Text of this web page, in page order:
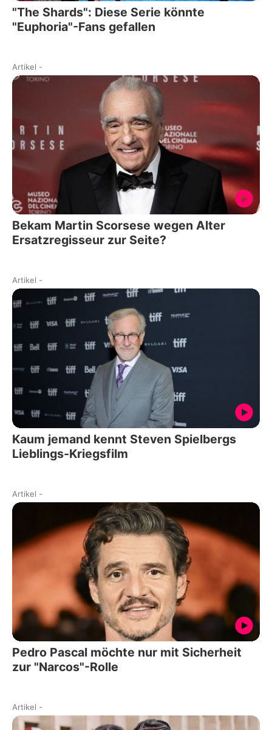
"The Shards": Diese Serie könnte
"Euphoria"-Fans gefallen
Artikel -
Bekam Martin Scorsese wegen Alter
Ersatzregisseur zur Seite?
Artikel -
Kaum jemand kennt Steven Spielbergs
Lieblings-Kriegsfilm
Artikel -
Pedro Pascal möchte nur mit Sicherheit
zur "Narcos"-Rolle
Artikel -